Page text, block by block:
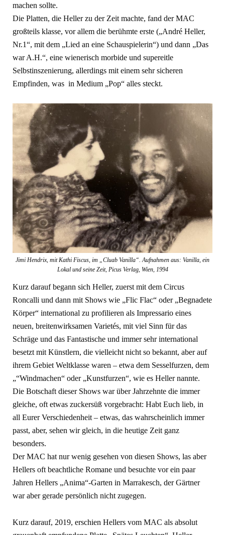
machen sollte.
Die Platten, die Heller zu der Zeit machte, fand der MAC
großteils klasse, vor allem die berühmte erste („André Heller,
Nr.1“, mit dem „Lied an eine Schauspielerin“) und dann „Das
war A.H.“, eine wienerisch morbide und supereitle
Selbstinszenierung, allerdings mit einem sehr sicheren
Empfinden, was in Medium „Pop“ alles steckt.
Jimi Hendrix, mit Kathi Fiscus, im „Cluab Vanilla“. Aufnahmen aus: Vanilla, ein
Lokal und seine Zeit, Picus Verlag, Wien, 1994
Kurz darauf begann sich Heller, zuerst mit dem Circus
Roncalli und dann mit Shows wie „Flic Flac“ oder „Begnadete
Körper“ international zu profilieren als Impressario eines
neuen, breitenwirksamen Varietés, mit viel Sinn für das
Schräge und das Fantastische und immer sehr international
besetzt mit Künstlern, die vielleicht nicht so bekannt, aber auf
ihrem Gebiet Weltklasse waren – etwa dem Sesselfurzen, dem
„“Windmachen“ oder „Kunstfurzen“, wie es Heller nannte.
Die Botschaft dieser Shows war über Jahrzehnte die immer
gleiche, oft etwas zuckersüß vorgebracht: Habt Euch lieb, in
all Eurer Verschiedenheit – etwas, das wahrscheinlich immer
passt, aber, sehen wir gleich, in die heutige Zeit ganz
besonders.
Der MAC hat nur wenig gesehen von diesen Shows, las aber
Hellers oft beachtliche Romane und besuchte vor ein paar
Jahren Hellers „Anima“-Garten in Marrakesch, der Gärtner
war aber gerade persönlich nicht zugegen.
Kurz darauf, 2019, erschien Hellers vom MAC als absolut